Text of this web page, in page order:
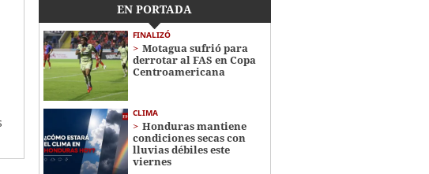
EN PORTADA
FINALIZÓ
Motagua sufrió para
derrotar al FAS en Copa
Centroamericana
CLIMA
Honduras mantiene
condiciones secas con
lluvias débiles este
viernes